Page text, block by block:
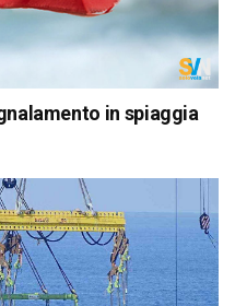
in spiaggia